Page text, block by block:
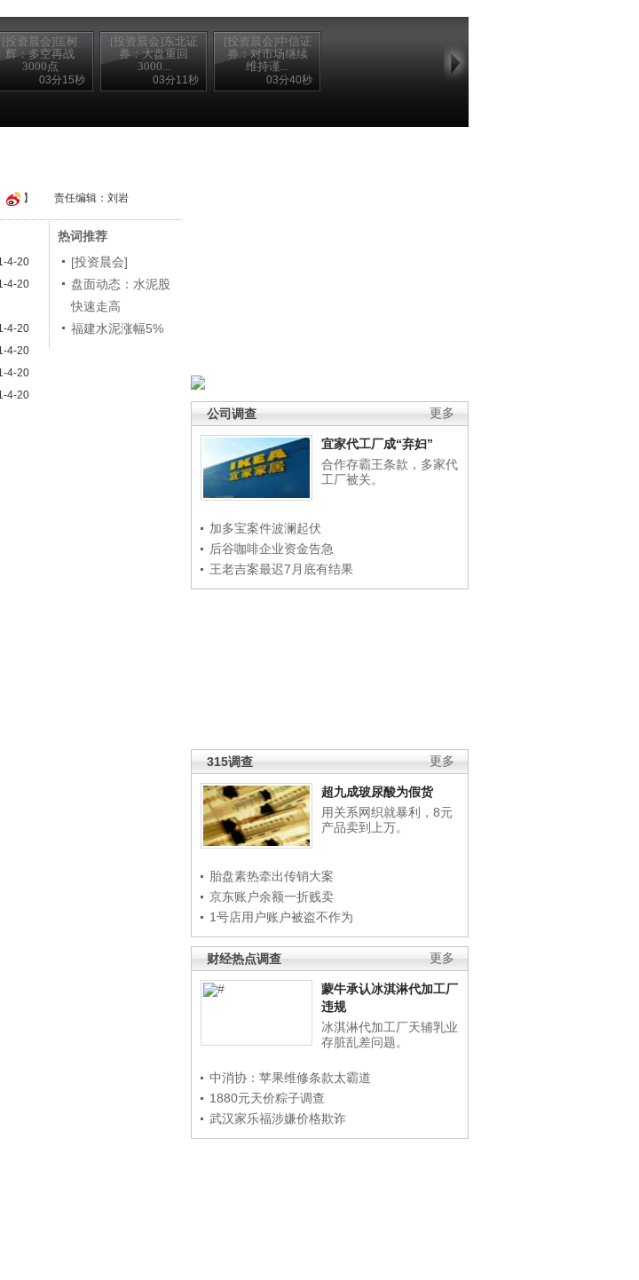
[投资晨会]匡树
辉：多空再战
3000点
03分15秒
[投资晨会]东北证
券：大盘重回
3000...
03分11秒
[投资晨会]中信证
券：对市场继续
维持谨...
03分40秒
更多
公司调查
宜家代工厂成“弃妇”
合作存霸王条款，多家代
工厂被关。
加多宝案件波澜起伏
后谷咖啡企业资金告急
王老吉案最迟7月底有结果
更多
315调查
超九成玻尿酸为假货
用关系网织就暴利，8元
产品卖到上万。
胎盘素热牵出传销大案
京东账户余额一折贱卖
1号店用户账户被盗不作为
更多
财经热点调查
蒙牛承认冰淇淋代加工厂
违规
冰淇淋代加工厂天辅乳业
存脏乱差问题。
中消协：苹果维修条款太霸道
1880元天价粽子调查
武汉家乐福涉嫌价格欺诈
】 责任编辑：刘岩
4-20
4-20
4-20
4-20
4-20
4-20
热词推荐
[投资晨会]
盘面动态：水泥股
快速走高
福建水泥涨幅5%